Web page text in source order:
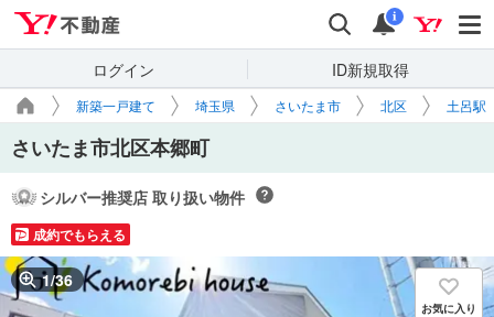
検索 通知
i
ログイン ID新規取得
新築一戸建て 埼玉県 さいたま市 北区 土呂駅
さいたま市北区本郷町
シルバー推奨店 取り扱い物件
成約でもらえる
1/36
お気に入り